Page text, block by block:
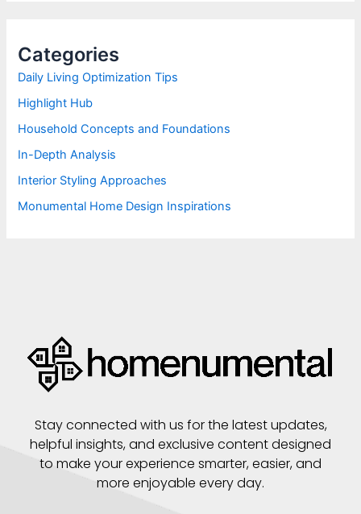
f
o
:
Categories
Daily Living Optimization Tips
Highlight Hub
Household Concepts and Foundations
In-Depth Analysis
Interior Styling Approaches
Monumental Home Design Inspirations
Stay connected with us for the latest updates,
helpful insights, and exclusive content designed
to make your experience smarter, easier, and
more enjoyable every day.